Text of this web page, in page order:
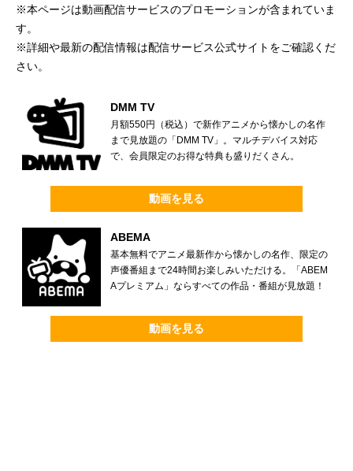
※本ページは動画配信サービスのプロモーションが含まれていま
す。
※詳細や最新の配信情報は配信サービス公式サイトをご確認くだ
さい。
DMM TV
月額550円（税込）で新作アニメから懐かしの名作
まで見放題の「DMM TV」。マルチデバイス対応
で、会員限定のお得な特典も盛りだくさん。
動画を見る
ABEMA
基本無料でアニメ最新作から懐かしの名作、限定の
声優番組まで24時間お楽しみいただける。「ABEM
Aプレミアム」ならすべての作品・番組が見放題！
動画を見る